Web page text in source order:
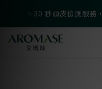
父親節爸氣寵愛👔
✨30 秒頭皮檢測服
🎁LINE會員綁